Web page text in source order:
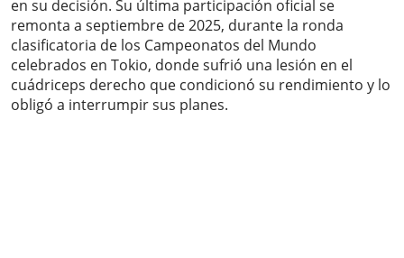
en su decisión. Su última participación oficial se
remonta a septiembre de 2025, durante la ronda
clasificatoria de los Campeonatos del Mundo
celebrados en Tokio, donde sufrió una lesión en el
cuádriceps derecho que condicionó su rendimiento y lo
obligó a interrumpir sus planes.